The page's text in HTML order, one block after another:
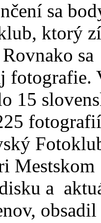
sa
ktorý
sa
15
Mestskom
a
obsadil